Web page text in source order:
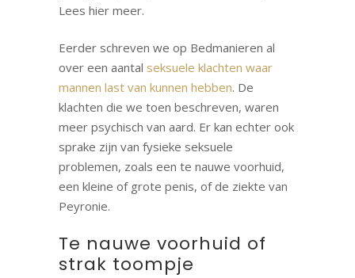
Lees hier meer.
Eerder schreven we op Bedmanieren al
over een aantal seksuele klachten waar
mannen last van kunnen hebben. De
klachten die we toen beschreven, waren
meer psychisch van aard. Er kan echter ook
sprake zijn van fysieke seksuele
problemen, zoals een te nauwe voorhuid,
een kleine of grote penis, of de ziekte van
Peyronie.
Te nauwe voorhuid of
strak toompje